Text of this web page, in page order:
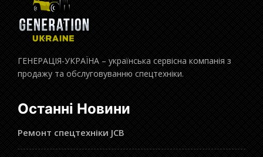
ГЕНЕРАЦІЯ-УКРАЇНА – українська сервісна компанія з
продажу та обслуговуванню спецтехніки.
Останні Новини
Ремонт спецтехніки JCB